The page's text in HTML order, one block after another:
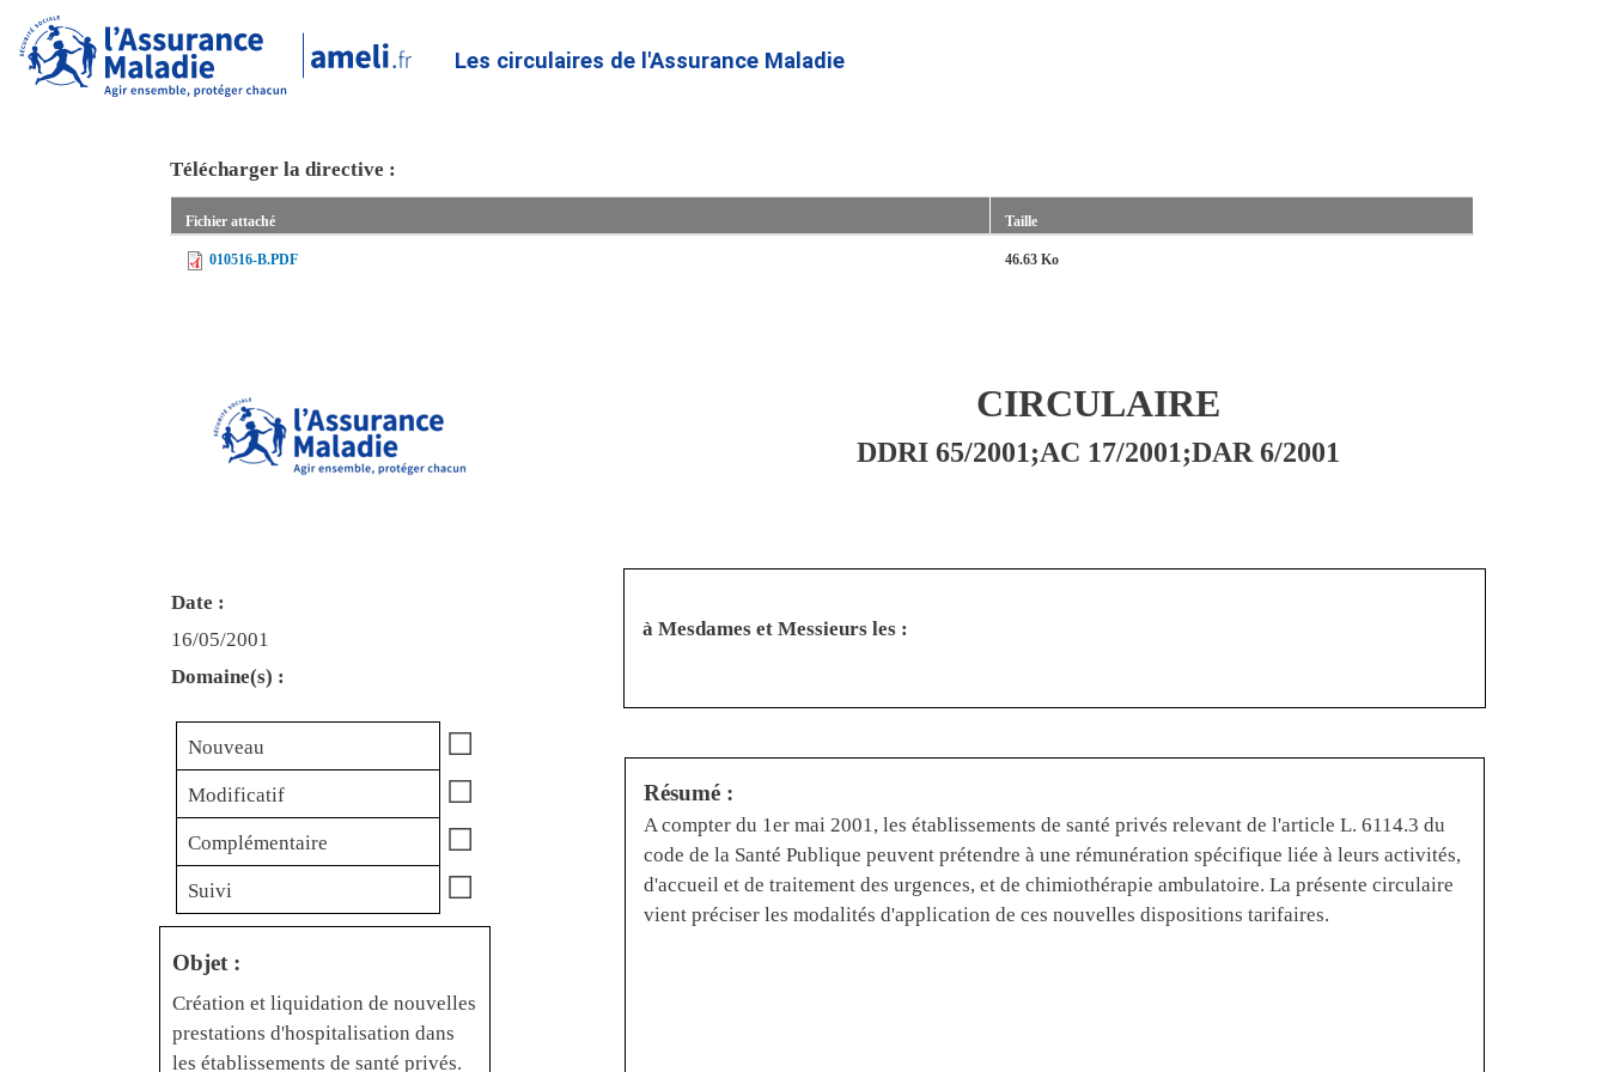
au
contenu
Les circulaires de l'Assurance Maladie
Télécharger la directive :
Fichier attaché Taille
010516-B.PDF 46.63 Ko
CIRCULAIRE
DDRI 65/2001;AC 17/2001;DAR 6/2001
Date :
16/05/2001
Domaine(s) :
à Mesdames et Messieurs les :
Nouveau ☐
Modificatif ☐
Complémentaire ☐
Suivi ☐
Objet :
Création et liquidation de nouvelles
prestations d'hospitalisation dans
les établissements de santé privés.
Résumé :
A compter du 1er mai 2001, les établissements de santé privés relevant de l'article L. 6114.3 du
code de la Santé Publique peuvent prétendre à une rémunération spécifique liée à leurs activités,
d'accueil et de traitement des urgences, et de chimiothérapie ambulatoire. La présente circulaire
vient préciser les modalités d'application de ces nouvelles dispositions tarifaires.